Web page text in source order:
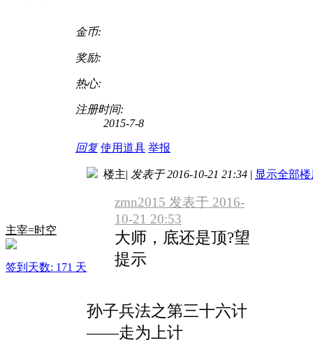
金币:
奖励:
热心:
注册时间:
2015-7-8
回复 使用道具 举报
主宰=时空
签到天数: 171 天
楼主| 发表于 2016-10-21 21:34 | 显示全部
zmn2015 发表于 2016-
10-21 20:53
大师，底还是顶?望
提示
孙子兵法之第三十六计
——走为上计